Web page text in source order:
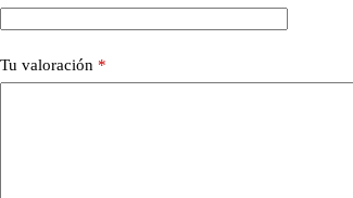
Tu valoración *